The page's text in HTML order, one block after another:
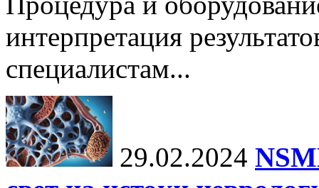
интерпретация
специалистам...
29.02.2024